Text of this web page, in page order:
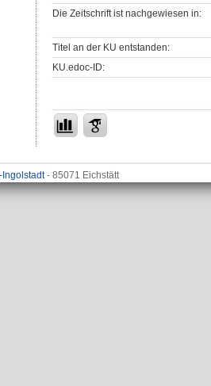
Die Zeitschrift ist nachgewiesen in:
Titel an der KU entstanden:
KU.edoc-ID:
Ingolstadt- 85071 Eichstätt